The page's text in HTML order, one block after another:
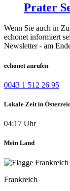
Prater
Wenn Sie auch in
echonet informiert
Newsletter - am
echonet anrufen
0043 1 512 26 95
Lokale Zeit in
04:17 Uhr
Mein Land
Frankreich